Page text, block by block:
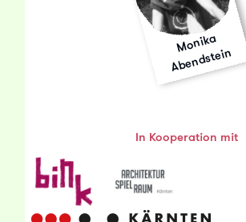
M
o
nik
a
A
b
e
n
dst
ei
n
In Kooperation mit